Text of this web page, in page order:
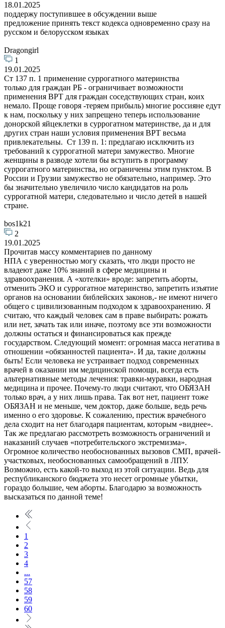
18.01.2025
поддержу поступившее в обсуждении выше
предложение принять текст кодекса одновременно сразу на
русском и белорусском языках
Dragongirl
1
19.01.2025
Ст 137 п. 1 применение суррогатного материнства
только для граждан РБ - ограничивает возможности
применения ВРТ для граждан соседствующих стран, коих
немало. Проще говоря -теряем прибыль) многие россияне едут
к нам, поскольку у них запрещено теперь использование
донорской яйцеклетки в суррогатном материнстве, да и для
других стран наши условия применения ВРТ весьма
привлекательны. Ст 139 п. 1: предлагаю исключить из
требований к суррогатной матери замужество. Многие
женщины в разводе хотели бы вступить в программу
суррогатного материнства, но ограничены этим пунктом. В
России и Грузии замужество не обязательно, например. Это
бы значительно увеличило число кандидатов на роль
суррогатной матери, следовательно и число детей в нашей
стране.
bos1k21
2
19.01.2025
Прочитав массу комментариев по данному
НПА с уверенностью могу сказать, что люди просто не
владеют даже 10% знаний в сфере медицины и
здравоохранения. А «хотелки» вроде: запретить аборты,
отменить ЭКО и суррогатное материнство, запретить изъятие
органов на основании библейских законов,- не имеют ничего
общего с цивилизованным подходом к здравоохранению. Я
считаю, что каждый человек сам в праве выбирать: рожать
или нет, зачать так или иначе, поэтому все эти возможности
должны остаться и финансироваться как прежде
государством. Следующий момент: огромная масса негатива в
отношении «обязанностей пациента». И да, такие должны
быть! Если человека не устраивает подход современных
врачей в оказании им медицинской помощи, всегда есть
альтернативные методы лечения: травки-муравки, народная
медицина и прочее. Почему-то люди считают, что ОБЯЗАН
только врач, а у них лишь права. Так вот нет, пациент тоже
ОБЯЗАН и не меньше, чем доктор, даже больше, ведь речь
именно о его здоровье. К сожалению, престиж врачебного
дела сходит на нет благодаря пациентам, которым «виднее».
Так же предлагаю рассмотреть возможность ограничений и
наказаний случаев «потребительского экстремизма».
Огромное количество необоснованных вызовов СМП, врачей-
участковых, необоснованных самообращений в ЛПУ.
Возможно, есть какой-то выход из этой ситуации. Ведь для
республиканского бюджета это несет огромные убытки,
гораздо большие, чем аборты. Благодарю за возможность
высказаться по данной теме!
1
2
3
4
...
57
58
59
60